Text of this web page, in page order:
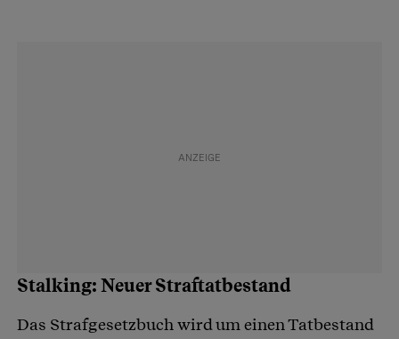
Stalking: Neuer Straftatbestand
Das Strafgesetzbuch wird um einen Tatbestand